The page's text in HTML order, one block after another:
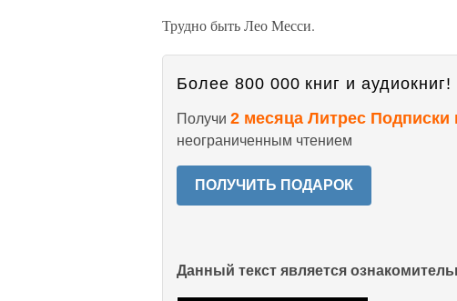
Трудно быть Лео Месси.
Более 800 000 книг и аудиокниг!
Получи 2 месяца Литрес Подписки
неограниченным чтением
ПОЛУЧИТЬ ПОДАРОК
Данный текст является